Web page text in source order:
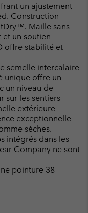
un ajustement
Construction
Maille sans
un soutien
offre stabilité et
semelle intercalaire
unique offre un
un niveau de
sur les sentiers
extérieure
exceptionnelle
sèches.
intégrés dans les
Company ne sont
pointure 38